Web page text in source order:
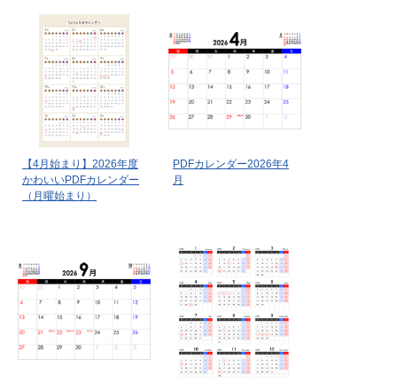
【4月始まり】2026年度
かわいいPDFカレンダー
（月曜始まり）
PDFカレンダー2026年4
月